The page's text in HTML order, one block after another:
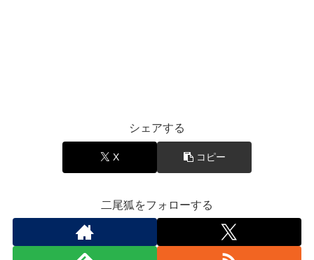
シェアする
X コピー
二尾狐をフォローする